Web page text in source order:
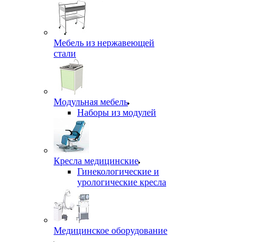
Мебель из нержавеющей
стали
Модульная мебель
Наборы из модулей
Кресла медицинские
Гинекологические и
урологические кресла
Медицинское оборудование